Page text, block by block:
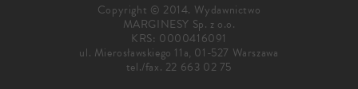
Copyright © 2014. Wydawnictwo
MARGINESY Sp. z o.o.
KRS: 0000416091
ul. Mierosławskiego 11a, 01-527 Warszawa
tel./fax. 22 663 02 75